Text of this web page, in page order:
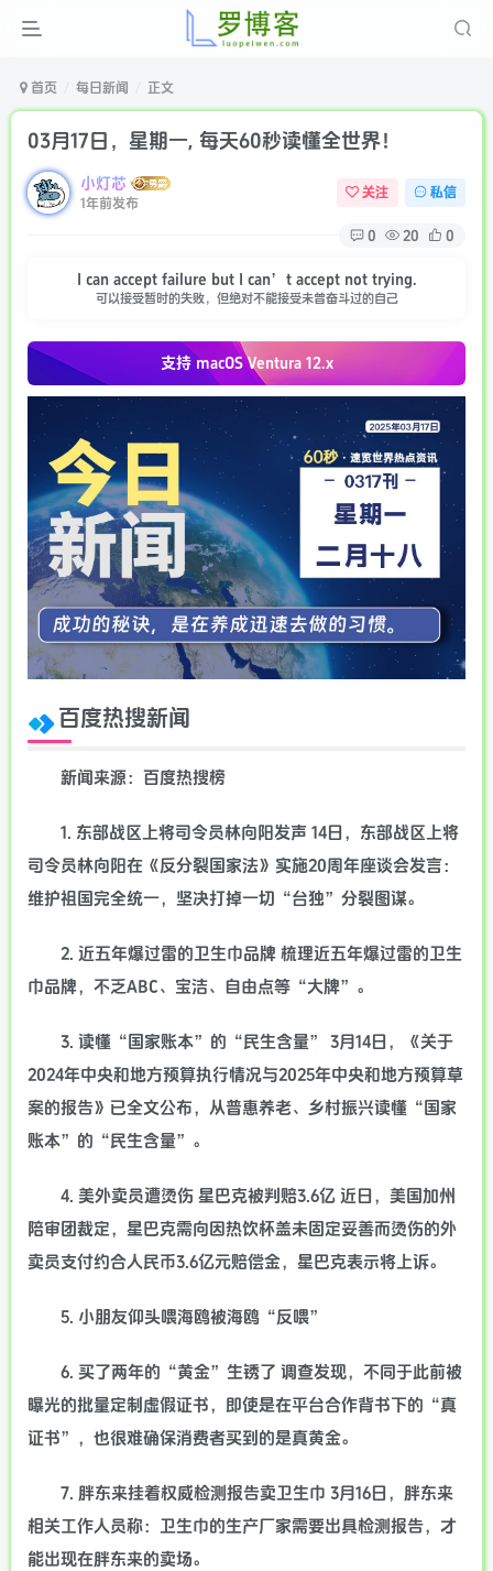
首页 每日新闻 正文
03月17日，星期一, 每天60秒读懂全世界！
小灯芯
1年前发布
关注 私信
0 20 0
I can accept failure but I can’t accept not trying.
可以接受暂时的失败，但绝对不能接受未曾奋斗过的自己
支持 macOSVentura 12.x
百度热搜新闻
新闻来源：百度热搜榜
1. 东部战区上将司令员林向阳发声 14日，东部战区上将
司令员林向阳在《反分裂国家法》实施20周年座谈会发言：
维护祖国完全统一，坚决打掉一切“台独”分裂图谋。
2. 近五年爆过雷的卫生巾品牌 梳理近五年爆过雷的卫生
巾品牌，不乏ABC、宝洁、自由点等“大牌”。
3. 读懂“国家账本”的“民生含量” 3月14日，《关于
2024年中央和地方预算执行情况与2025年中央和地方预算草
案的报告》已全文公布，从普惠养老、乡村振兴读懂“国家
账本”的“民生含量”。
4. 美外卖员遭烫伤 星巴克被判赔3.6亿 近日，美国加州
陪审团裁定，星巴克需向因热饮杯盖未固定妥善而烫伤的外
卖员支付约合人民币3.6亿元赔偿金，星巴克表示将上诉。
5. 小朋友仰头喂海鸥被海鸥“反喂”
6. 买了两年的“黄金”生锈了 调查发现，不同于此前被
曝光的批量定制虚假证书，即使是在平台合作背书下的“真
证书”，也很难确保消费者买到的是真黄金。
7. 胖东来挂着权威检测报告卖卫生巾 3月16日，胖东来
相关工作人员称：卫生巾的生产厂家需要出具检测报告，才
能出现在胖东来的卖场。